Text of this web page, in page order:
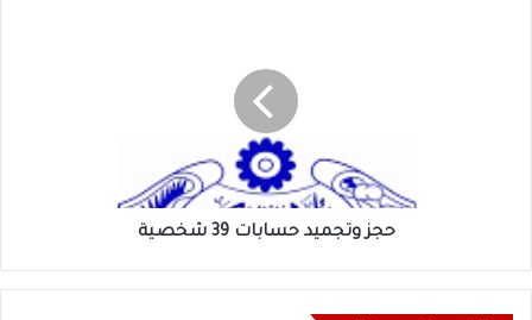
حجز وتجميد حسابات 39 شخصية